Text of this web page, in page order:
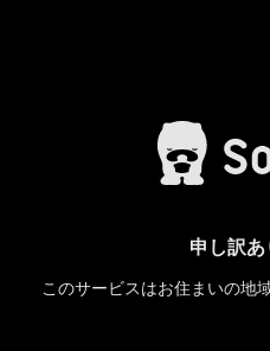
申し訳
このサービスはお住まいの地